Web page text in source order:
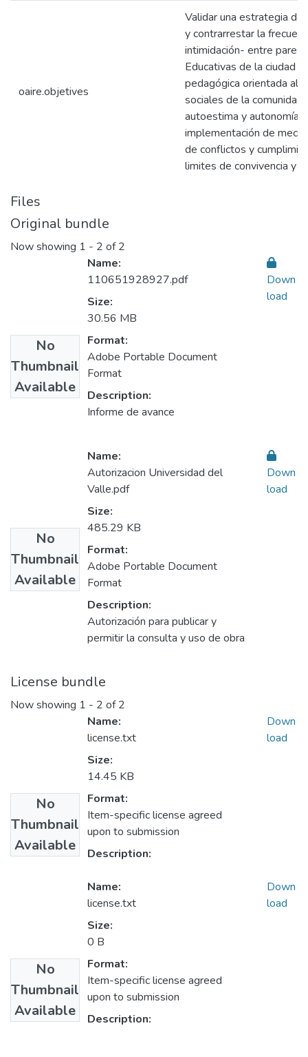
oaire.objetives
Validar una estrategia
y contrarrestar la
intimidación- entre pares
Educativas de la ciudad
pedagógica orientada al
sociales de la
autoestima y autonomía
implementación de
de conflictos y
limites de convivencia y
Files
Original bundle
Now showing 1 - 2 of 2
No
Thumbnail
Available
Name:
110651928927.pdf
Size:
30.56 MB
Format:
Adobe Portable Document
Format
Description:
Informe de avance
Down
load
No
Thumbnail
Available
Name:
Autorizacion Universidad del
Valle.pdf
Size:
485.29 KB
Format:
Adobe Portable Document
Format
Description:
Autorización para publicar y
permitir la consulta y uso de obra
Down
load
License bundle
Now showing 1 - 2 of 2
No
Thumbnail
Available
Name:
license.txt
Size:
14.45 KB
Format:
Item-specific license agreed
upon to submission
Description:
Down
load
No
Thumbnail
Available
Name:
license.txt
Size:
0 B
Format:
Item-specific license agreed
upon to submission
Description:
Down
load